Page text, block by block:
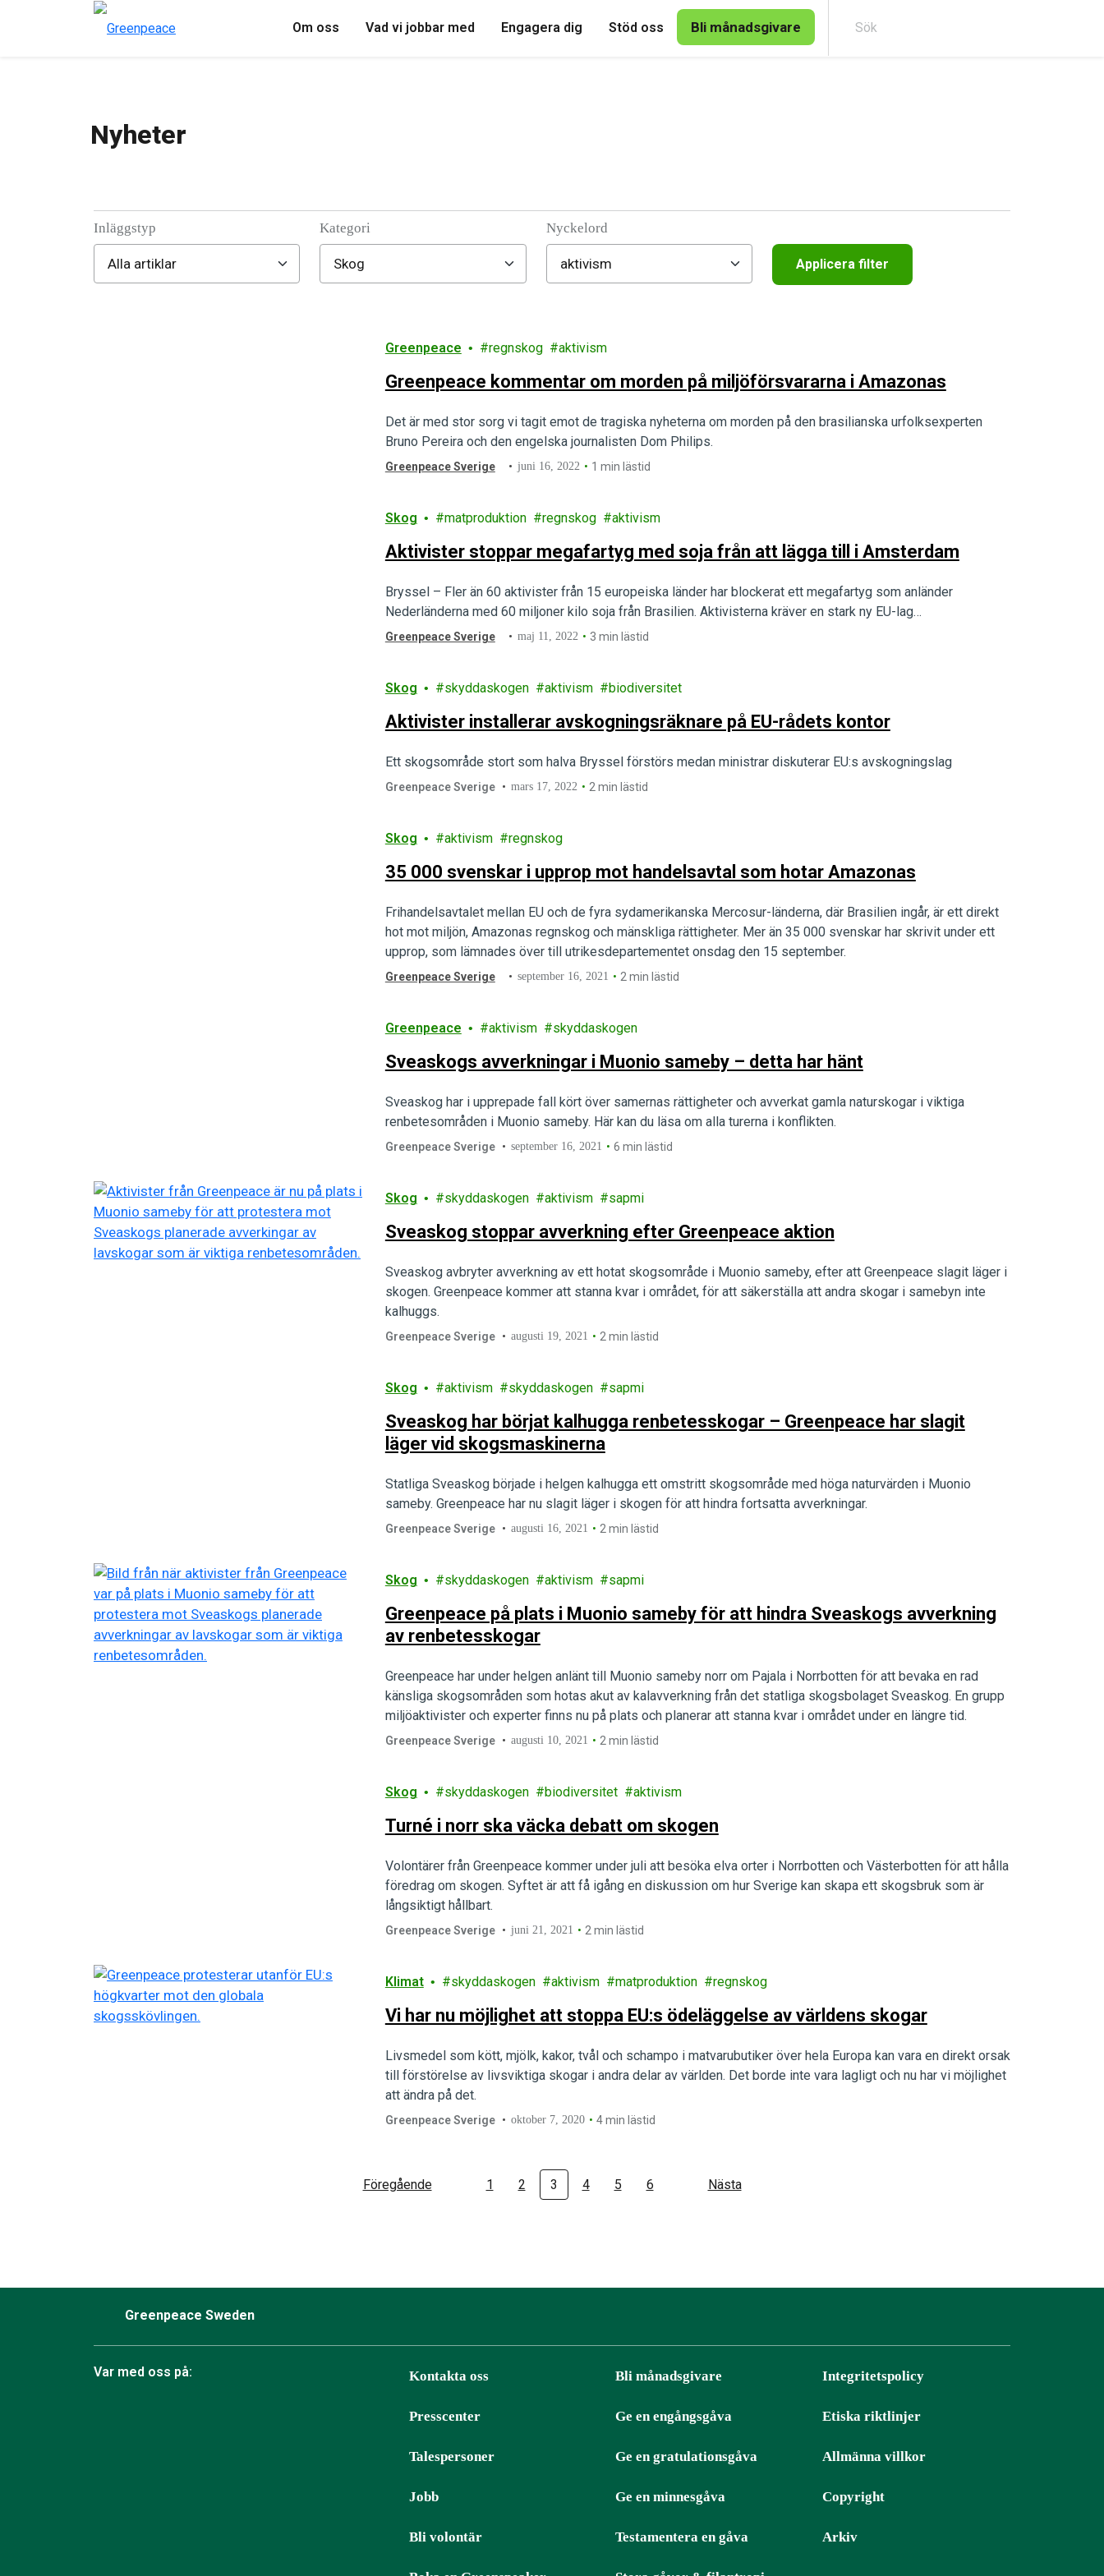
Om oss Vad vi jobbar med Engagera dig Stöd oss Bli månadsgivare
Nyheter
Filter posts
Inläggstyp Kategori Nyckelord
Applicera filter
Greenpeace regnskog aktivism
Greenpeace kommentar om morden på miljöförsvararna i Amazonas
Det är med stor sorg vi tagit emot de tragiska nyheterna om morden på den brasilianska urfolksexperten
Bruno Pereira och den engelska journalisten Dom Philips.
Greenpeace Sverige juni 16, 2022 1 min lästid
Skog matproduktion regnskog aktivism
Aktivister stoppar megafartyg med soja från att lägga till i Amsterdam
Bryssel – Fler än 60 aktivister från 15 europeiska länder har blockerat ett megafartyg som anländer
Nederländerna med 60 miljoner kilo soja från Brasilien. Aktivisterna kräver en stark ny EU-lag…
Greenpeace Sverige maj 11, 2022 3 min lästid
Skog skyddaskogen aktivism biodiversitet
Aktivister installerar avskogningsräknare på EU-rådets kontor
Ett skogsområde stort som halva Bryssel förstörs medan ministrar diskuterar EU:s avskogningslag
Greenpeace Sverige mars 17, 2022 2 min lästid
Skog aktivism regnskog
35 000 svenskar i upprop mot handelsavtal som hotar Amazonas
Frihandelsavtalet mellan EU och de fyra sydamerikanska Mercosur-länderna, där Brasilien ingår, är ett direkt
hot mot miljön, Amazonas regnskog och mänskliga rättigheter. Mer än 35 000 svenskar har skrivit under ett
upprop, som lämnades över till utrikesdepartementet onsdag den 15 september.
Greenpeace Sverige september 16, 2021 2 min lästid
Greenpeace aktivism skyddaskogen
Sveaskogs avverkningar i Muonio sameby – detta har hänt
Sveaskog har i upprepade fall kört över samernas rättigheter och avverkat gamla naturskogar i viktiga
renbetesområden i Muonio sameby. Här kan du läsa om alla turerna i konflikten.
Greenpeace Sverige september 16, 2021 6 min lästid
Skog skyddaskogen aktivism sapmi
Sveaskog stoppar avverkning efter Greenpeace aktion
Sveaskog avbryter avverkning av ett hotat skogsområde i Muonio sameby, efter att Greenpeace slagit läger i
skogen. Greenpeace kommer att stanna kvar i området, för att säkerställa att andra skogar i samebyn inte
kalhuggs.
Greenpeace Sverige augusti 19, 2021 2 min lästid
Skog aktivism skyddaskogen sapmi
Sveaskog har börjat kalhugga renbetesskogar – Greenpeace har slagit
läger vid skogsmaskinerna
Statliga Sveaskog började i helgen kalhugga ett omstritt skogsområde med höga naturvärden i Muonio
sameby. Greenpeace har nu slagit läger i skogen för att hindra fortsatta avverkningar.
Greenpeace Sverige augusti 16, 2021 2 min lästid
Skog skyddaskogen aktivism sapmi
Greenpeace på plats i Muonio sameby för att hindra Sveaskogs avverkning
av renbetesskogar
Greenpeace har under helgen anlänt till Muonio sameby norr om Pajala i Norrbotten för att bevaka en rad
känsliga skogsområden som hotas akut av kalavverkning från det statliga skogsbolaget Sveaskog. En grupp
miljöaktivister och experter finns nu på plats och planerar att stanna kvar i området under en längre tid.
Greenpeace Sverige augusti 10, 2021 2 min lästid
Skog skyddaskogen biodiversitet aktivism
Turné i norr ska väcka debatt om skogen
Volontärer från Greenpeace kommer under juli att besöka elva orter i Norrbotten och Västerbotten för att hålla
föredrag om skogen. Syftet är att få igång en diskussion om hur Sverige kan skapa ett skogsbruk som är
långsiktigt hållbart.
Greenpeace Sverige juni 21, 2021 2 min lästid
Klimat skyddaskogen aktivism matproduktion regnskog
Vi har nu möjlighet att stoppa EU:s ödeläggelse av världens skogar
Livsmedel som kött, mjölk, kakor, tvål och schampo i matvarubutiker över hela Europa kan vara en direkt orsak
till förstörelse av livsviktiga skogar i andra delar av världen. Det borde inte vara lagligt och nu har vi möjlighet
att ändra på det.
Greenpeace Sverige oktober 7, 2020 4 min lästid
Föregående 1 2 3 4 5 6 Nästa
Greenpeace Sweden
Var med oss på: Kontakta oss
Presscenter
Talespersoner
Jobb
Bli volontär
Bli månadsgivare
Ge en engångsgåva
Ge en gratulationsgåva
Ge en minnesgåva
Testamentera en gåva
Integritetspolicy
Etiska riktlinjer
Allmänna villkor
Copyright
Arkiv